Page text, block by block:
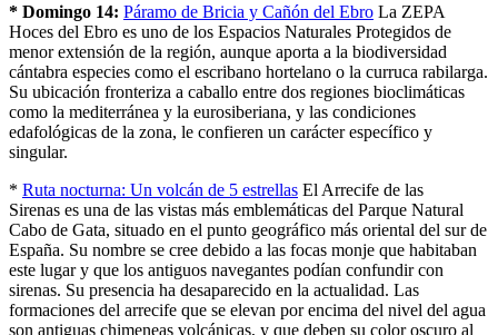
* Domingo 14: Páramo de Bricia y Cañón del Ebro La ZEPA
Hoces del Ebro es uno de los Espacios Naturales Protegidos de
menor extensión de la región, aunque aporta a la biodiversidad
cántabra especies como el escribano hortelano o la curruca rabilarga.
Su ubicación fronteriza a caballo entre dos regiones bioclimáticas
como la mediterránea y la eurosiberiana, y las condiciones
edafológicas de la zona, le confieren un carácter específico y
singular.
* Ruta nocturna: Un volcán de 5 estrellas El Arrecife de las
Sirenas es una de las vistas más emblemáticas del Parque Natural
Cabo de Gata, situado en el punto geográfico más oriental del sur de
España. Su nombre se cree debido a las focas monje que habitaban
este lugar y que los antiguos navegantes podían confundir con
sirenas. Su presencia ha desaparecido en la actualidad. Las
formaciones del arrecife que se elevan por encima del nivel del agua
son antiguas chimeneas volcánicas, y que deben su color oscuro al